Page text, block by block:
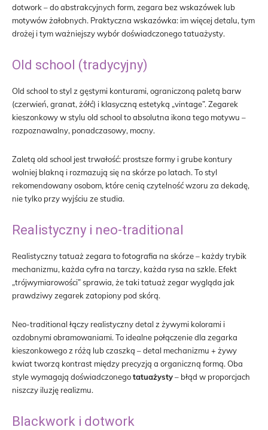
dotwork – do abstrakcyjnych form, zegara bez wskazówek lub
motywów żałobnych. Praktyczna wskazówka: im więcej detalu, tym
drożej i tym ważniejszy wybór doświadczonego tatuażysty.
Old school (tradycyjny)
Old school to styl z gęstymi konturami, ograniczoną paletą barw
(czerwień, granat, żółć) i klasyczną estetyką „vintage”. Zegarek
kieszonkowy w stylu old school to absolutna ikona tego motywu –
rozpoznawalny, ponadczasowy, mocny.
Zaletą old school jest trwałość: prostsze formy i grube kontury
wolniej blakną i rozmazują się na skórze po latach. To styl
rekomendowany osobom, które cenią czytelność wzoru za dekadę,
nie tylko przy wyjściu ze studia.
Realistyczny i neo-traditional
Realistyczny tatuaż zegara to fotografia na skórze – każdy trybik
mechanizmu, każda cyfra na tarczy, każda rysa na szkle. Efekt
„trójwymiarowości” sprawia, że taki tatuaż zegar wygląda jak
prawdziwy zegarek zatopiony pod skórą.
Neo-traditional łączy realistyczny detal z żywymi kolorami i
ozdobnymi obramowaniami. To idealne połączenie dla zegarka
kieszonkowego z różą lub czaszką – detal mechanizmu + żywy
kwiat tworzą kontrast między precyzją a organiczną formą. Oba
style wymagają doświadczonegotatuażysty– błąd w proporcjach
niszczy iluzję realizmu.
Blackwork i dotwork